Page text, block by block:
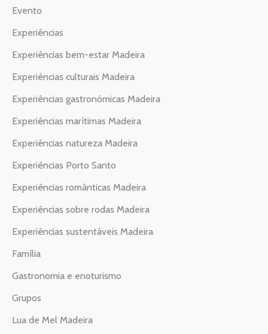
Evento
Experiências
Experiências bem-estar Madeira
Experiências culturais Madeira
Experiências gastronómicas Madeira
Experiências marítimas Madeira
Experiências natureza Madeira
Experiências Porto Santo
Experiências românticas Madeira
Experiências sobre rodas Madeira
Experiências sustentáveis Madeira
Família
Gastronomia e enoturismo
Grupos
Lua de Mel Madeira